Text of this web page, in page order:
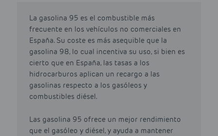
La gasolina 95 es el combustible más
frecuente en los vehículos no comerciales en
España. Su coste es más asequible que la
gasolina 98, lo cual incentiva su uso, si bien es
cierto que en España, las tasas a los
hidrocarburos aplican un recargo a las
gasolinas respecto a los gasóleos y
combustibles diésel.
Las gasolina 95 ofrece un mejor rendimiento
que el gasóleo y diésel, y ayuda a mantener